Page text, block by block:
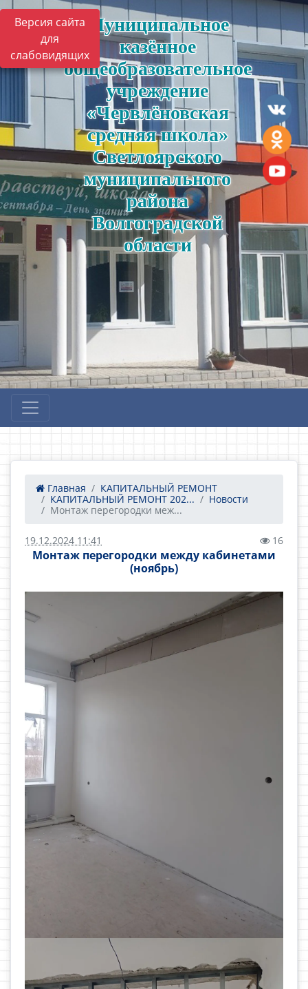
Версия сайта
для
слабовидящих
Муниципальное
казённое
общеобразовательное
учреждение
«Червлёновская
средняя школа»
Светлоярского
муниципального
района
Волгоградской
области
Главная
КАПИТАЛЬНЫЙ РЕМОНТ
КАПИТАЛЬНЫЙ РЕМОНТ 202...
Новости
Монтаж перегородки меж...
19.12.2024 11:41 16
Монтаж перегородки между кабинетами
(ноябрь)